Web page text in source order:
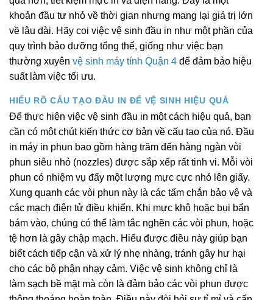
khoản đầu tư nhỏ về thời gian nhưng mang lại giá trị lớn
về lâu dài. Hãy coi việc vệ sinh đầu in như một phần của
quy trình bảo dưỡng tổng thể, giống như việc bạn
thường xuyên vệ sinh máy tính Quận 4 để đảm bảo hiệu
suất làm việc tối ưu.
HIỂU RÕ CẤU TẠO ĐẦU IN ĐỂ VỆ SINH HIỆU QUẢ
Để thực hiện việc vệ sinh đầu in một cách hiệu quả, bạn
cần có một chút kiến thức cơ bản về cấu tạo của nó. Đầu
in máy in phun bao gồm hàng trăm đến hàng ngàn vòi
phun siêu nhỏ (nozzles) được sắp xếp rất tinh vi. Mỗi vòi
phun có nhiệm vụ đẩy một lượng mực cực nhỏ lên giấy.
Xung quanh các vòi phun này là các tấm chắn bảo vệ và
các mạch điện tử điều khiển. Khi mực khô hoặc bụi bẩn
bám vào, chúng có thể làm tắc nghẽn các vòi phun, hoặc
tệ hơn là gây chập mạch. Hiểu được điều này giúp bạn
biết cách tiếp cận và xử lý nhẹ nhàng, tránh gây hư hại
cho các bộ phận nhạy cảm. Việc vệ sinh không chỉ là
làm sạch bề mặt mà còn là đảm bảo các vòi phun được